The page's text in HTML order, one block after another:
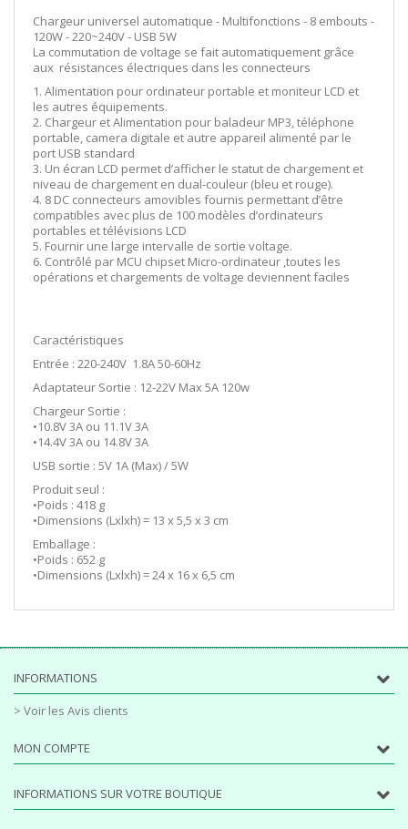
Chargeur universel automatique - Multifonctions - 8 embouts -
120W - 220~240V - USB 5W
La commutation de voltage se fait automatiquement grâce
aux résistances électriques dans les connecteurs
1. Alimentation pour ordinateur portable et moniteur LCD et
les autres équipements.
2. Chargeur et Alimentation pour baladeur MP3, téléphone
portable, camera digitale et autre appareil alimenté par le
port USB standard
3. Un écran LCD permet d’afficher le statut de chargement et
niveau de chargement en dual-couleur (bleu et rouge).
4. 8 DC connecteurs amovibles fournis permettant d’être
compatibles avec plus de 100 modèles d’ordinateurs
portables et télévisions LCD
5. Fournir une large intervalle de sortie voltage.
6. Contrôlé par MCU chipset Micro-ordinateur ,toutes les
opérations et chargements de voltage deviennent faciles
Caractéristiques
Entrée : 220-240V 1.8A 50-60Hz
Adaptateur Sortie : 12-22V Max 5A 120w
Chargeur Sortie :
•10.8V 3A ou 11.1V 3A
•14.4V 3A ou 14.8V 3A
USB sortie : 5V 1A (Max) / 5W
Produit seul :
•Poids : 418 g
•Dimensions (Lxlxh) = 13 x 5,5 x 3 cm
Emballage :
•Poids : 652 g
•Dimensions (Lxlxh) = 24 x 16 x 6,5 cm
INFORMATIONS
> Voir les Avis clients
MON COMPTE
INFORMATIONS SUR VOTRE BOUTIQUE